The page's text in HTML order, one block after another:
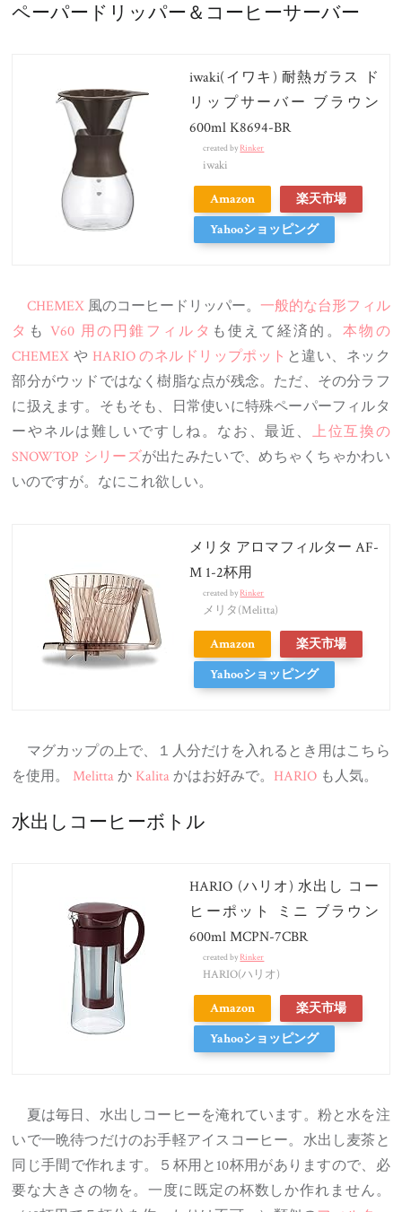
ペーパードリッパー＆コーヒーサーバー
iwaki(イワキ) 耐熱ガラス ド
リップサーバー ブラウン
600ml K8694-BR
created byRinker
iwaki
Amazon
楽天市場
Yahooショッピング
CHEMEX風のコーヒードリッパー。一般的な台形フィル
タ もV60 用の円錐フィルタ も使えて経済的。本物の
CHEMEX や HARIO のネルドリップポット と違い、ネック
部分がウッドではなく樹脂な点が残念。ただ、その分ラフ
に扱えます。そもそも、日常使いに特殊ペーパーフィルタ
ーやネルは難しいですしね。なお、最近、上位互換の
SNOWTOP シリーズが出たみたいで、めちゃくちゃかわい
いのですが。なにこれ欲しい。
メリタ アロマフィルター AF-
M 1-2杯用
created byRinker
メリタ(Melitta)
Amazon
楽天市場
Yahooショッピング
マグカップの上で、１人分だけを入れるとき用はこちら
を使用。Melittaか Kalitaかはお好みで。 HARIO も人気。
水出しコーヒーボトル
HARIO (ハリオ) 水出し コー
ヒーポット ミニ ブラウン
600ml MCPN-7CBR
created byRinker
HARIO(ハリオ)
Amazon
楽天市場
Yahooショッピング
夏は毎日、水出しコーヒーを淹れています。粉と水を注
いで一晩待つだけのお手軽アイスコーヒー。水出し麦茶と
同じ手間で作れます。５杯用と10杯用がありますので、必
要な大きさの物を。一度に既定の杯数しか作れません。